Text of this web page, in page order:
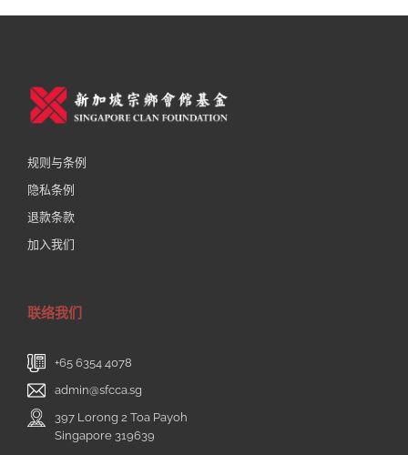
规则与条例
隐私条例
退款条款
加入我们
联络我们
+65 6354 4078
admin@sfcca.sg
397 Lorong 2 Toa Payoh
Singapore 319639